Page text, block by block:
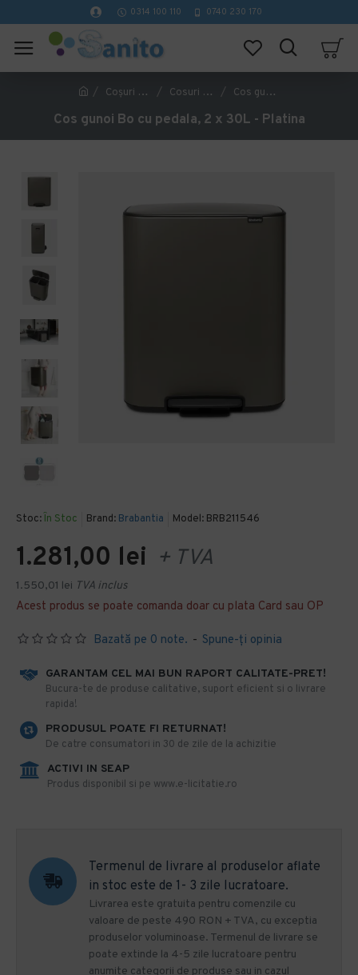
0314 100 110 0740 230 170
Coşuri Gunoi Cosuri Gunoi Inox Cos gunoi Bo cu pedala, 2 x 30L - Platina
Cos gunoi Bo cu pedala, 2 x 30L - Platina
Stoc: În Stoc Brand: Brabantia Model: BRB211546
Bazată pe 0 note. - Spune-ţi opinia
1.281,00 lei + TVA
1.550,01 lei TVA inclus
Acest produs se poate comanda doar cu plata Card sau OP
GARANTAM CEL MAI BUN RAPORT CALITATE-PRET!
​Bucura-te de produse calitative, suport eficient si o livrare
rapida!
PRODUSUL POATE FI RETURNAT!
De catre consumatori in 30 de zile de la achizitie
ACTIVI IN SEAP
Produs disponibil si pe www.e-licitatie.ro
Termenul de livrare al produselor aflate
in stoc este de 1- 3 zile lucratoare.
Livrarea este gratuita pentru comenzile cu
valoare de peste 490 RON + TVA, cu exceptia
produselor voluminoase. Termenul de livrare se
poate extinde la 4-5 zile lucratoare pentru
anumite categorii de produse sau in cazul